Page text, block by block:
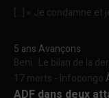
[…] « Je condamne et
5 ans Avançons
Beni : Le bilan de la
17 morts - Infocongo
ADF dans deux